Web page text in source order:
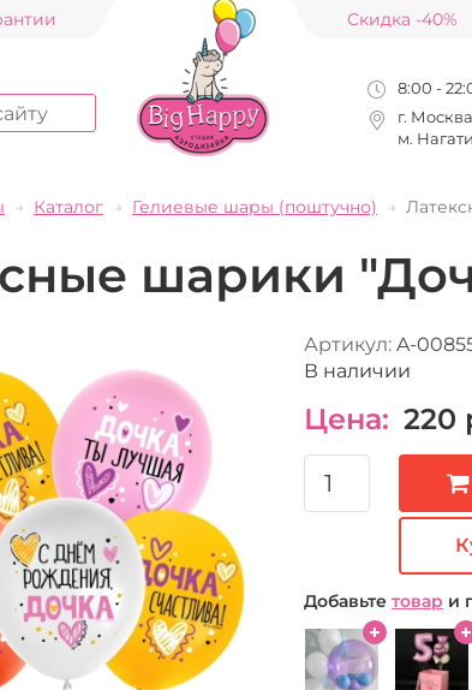
Скидка -40%
8:00 -
г.
м.
Каталог Гелиевые шары (поштучно)
шарики
Артикул: A-
В наличии
Цена: 220
Добавьте товар и